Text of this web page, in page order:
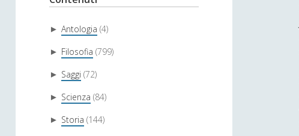
► Antologia (4)
► Filosofia (799)
► Saggi (72)
► Scienza (84)
► Storia (144)